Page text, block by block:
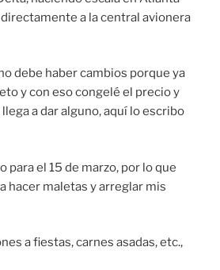
a la central avionera
debe haber cambios porque ya
y con eso congelé el precio y
a dar alguno, aquí lo escribo
para el 15 de marzo, por lo que
hacer maletas y arreglar mis
a fiestas, carnes asadas, etc.,